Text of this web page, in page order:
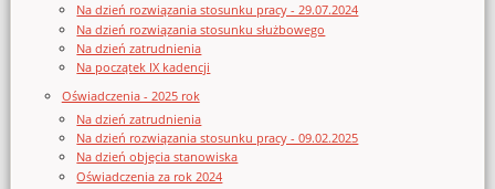
Na dzień rozwiązania stosunku pracy - 29.07.2024
Na dzień rozwiązania stosunku służbowego
Na dzień zatrudnienia
Na początek IX kadencji
Oświadczenia - 2025 rok
Na dzień zatrudnienia
Na dzień rozwiązania stosunku pracy - 09.02.2025
Na dzień objęcia stanowiska
Oświadczenia za rok 2024